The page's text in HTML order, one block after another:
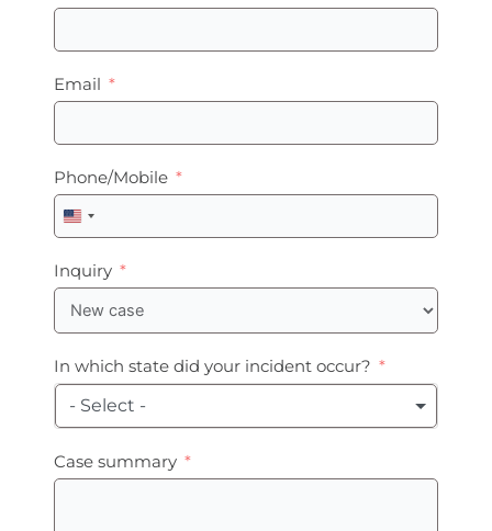
Email
Phone/Mobile
United
States
+1
Inquiry
In which state did your incident occur?
- Select -
Case summary